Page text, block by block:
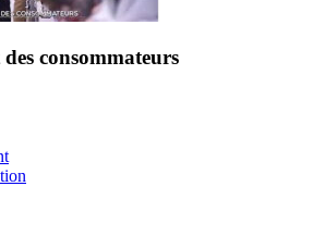
consommateurs